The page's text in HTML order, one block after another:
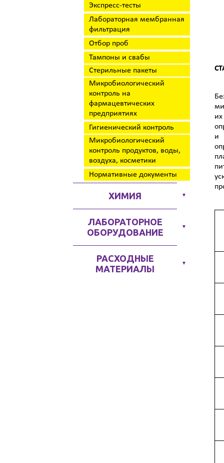
Экспресс-тесты
Лабораторная мембранная
фильтрация
Отбор проб
Тампоны и свабы
Стерильные пакеты
Микробиологический
контроль на
фармацевтических
предприятиях
Гигиенический контроль
Микробиологический
контроль продуктов, воды,
воздуха, косметики
Нормативные документы
ХИМИЯ ▼
ЛАБОРАТОРНОЕ
ОБОРУДОВАНИЕ
▼
РАСХОДНЫЕ
МАТЕРИАЛЫ
▼
и